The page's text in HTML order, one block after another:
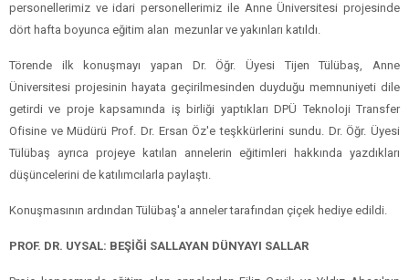
personellerimiz ve idari personellerimiz ile Anne Üniversitesi projesinde
dört hafta boyunca eğitim alan mezunlar ve yakınları katıldı.
Törende ilk konuşmayı yapan Dr. Öğr. Üyesi Tijen Tülübaş, Anne
Üniversitesi projesinin hayata geçirilmesinden duyduğu memnuniyeti dile
getirdi ve proje kapsamında iş birliği yaptıkları DPÜ Teknoloji Transfer
Ofisine ve Müdürü Prof. Dr. Ersan Öz'e teşkkürlerini sundu. Dr. Öğr. Üyesi
Tülübaş ayrıca projeye katılan annelerin eğitimleri hakkında yazdıkları
düşüncelerini de katılımcılarla paylaştı.
Konuşmasının ardından Tülübaş'a anneler tarafından çiçek hediye edildi.
PROF. DR. UYSAL: BEŞİĞİ SALLAYAN DÜNYAYI SALLAR